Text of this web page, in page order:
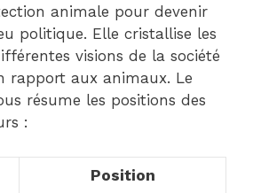
animale pour devenir
politique. Elle cristallise les
visions de la société
rapport aux animaux. Le
résume les positions des
:
Position